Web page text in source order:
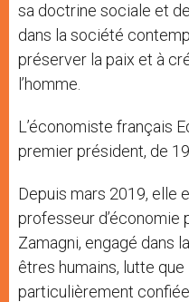
sa doctrine sociale et
dans la société
préserver la paix et à
l’homme.
L’économiste français
premier président, de
Depuis mars 2019, elle
professeur d’économie
Zamagni, engagé dans
êtres humains, lutte
particulièrement